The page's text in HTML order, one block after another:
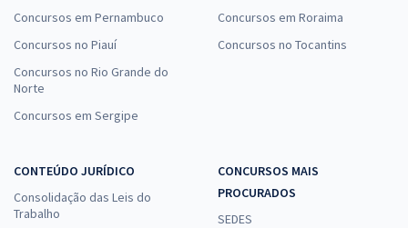
Concursos em Pernambuco
Concursos no Piauí
Concursos no Rio Grande do
Norte
Concursos em Sergipe
Concursos em Roraima
Concursos no Tocantins
CONTEÚDO JURÍDICO
Consolidação das Leis do
Trabalho
CONCURSOS MAIS
PROCURADOS
SEDES